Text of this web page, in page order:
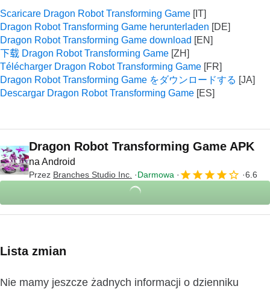
Scaricare Dragon Robot Transforming Game
Dragon Robot Transforming Game herunterladen
Dragon Robot Transforming Game download
下载 Dragon Robot Transforming Game
Télécharger Dragon Robot Transforming Game
Dragon Robot Transforming Game をダウンロードする
Descargar Dragon Robot Transforming Game
Dragon Robot Transforming Game APK
na Android
Przez Branches Studio Inc. Darmowa 6.6
Lista zmian
Nie mamy jeszcze żadnych informacji o dzienniku